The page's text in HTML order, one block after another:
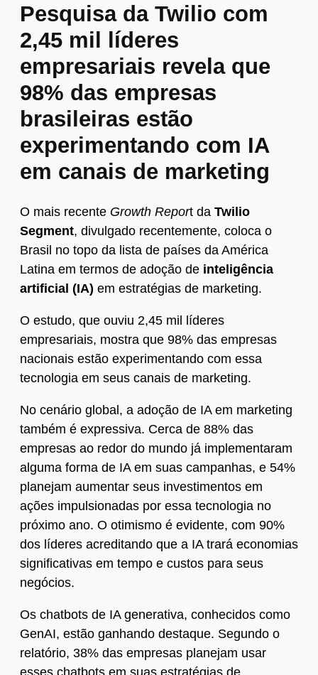
Pesquisa da Twilio com
2,45 mil líderes
empresariais revela que
98% das empresas
brasileiras estão
experimentando com IA
em canais de marketing
O mais recente Growth Report da Twilio
Segment, divulgado recentemente, coloca o
Brasil no topo da lista de países da América
Latina em termos de adoção de inteligência
artificial (IA) em estratégias de marketing.
O estudo, que ouviu 2,45 mil líderes
empresariais, mostra que 98% das empresas
nacionais estão experimentando com essa
tecnologia em seus canais de marketing.
No cenário global, a adoção de IA em marketing
também é expressiva. Cerca de 88% das
empresas ao redor do mundo já implementaram
alguma forma de IA em suas campanhas, e 54%
planejam aumentar seus investimentos em
ações impulsionadas por essa tecnologia no
próximo ano. O otimismo é evidente, com 90%
dos líderes acreditando que a IA trará economias
significativas em tempo e custos para seus
negócios.
Os chatbots de IA generativa, conhecidos como
GenAI, estão ganhando destaque. Segundo o
relatório, 38% das empresas planejam usar